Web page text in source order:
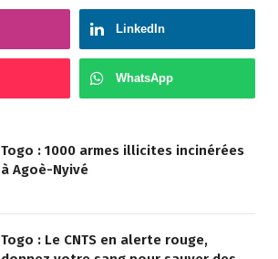
LinkedIn
WhatsApp
Togo : 1000 armes illicites incinérées
à Agoè-Nyivé
Togo : Le CNTS en alerte rouge,